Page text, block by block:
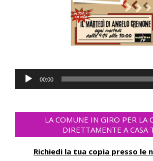
Audio
Player
00:00
LA COMUNE IN GIRO PER LA
DIRETTAMENTE A CASA
Richiedi la tua copia presso le